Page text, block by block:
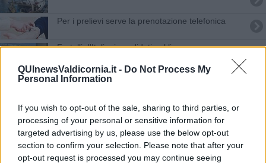
QUInewsValdicornia.it - Do Not Process My
Personal Information
If you wish to opt-out of the sale, sharing to third parties, or
processing of your personal or sensitive information for
targeted advertising by us, please use the below opt-out
section to confirm your selection. Please note that after your
opt-out request is processed you may continue seeing
Per i prelievi serve la prenotazione telefonica
Fratelli d'Italia, i candidati nel livornese
Covid-19, altri otto nuovi casi a Piombino
Ecco i fondi per i piccoli Comuni
Cordoglio per la scomparsa di Alberto Brandani